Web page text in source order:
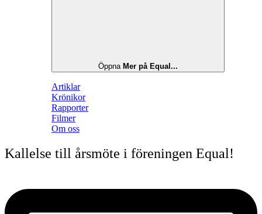
Öppna Mer på Equal...
Artiklar
Krönikor
Rapporter
Filmer
Om oss
Kallelse till årsmöte i föreningen Equal!